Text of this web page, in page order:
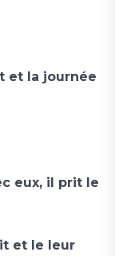
et la journée
eux, il prit le
et le leur